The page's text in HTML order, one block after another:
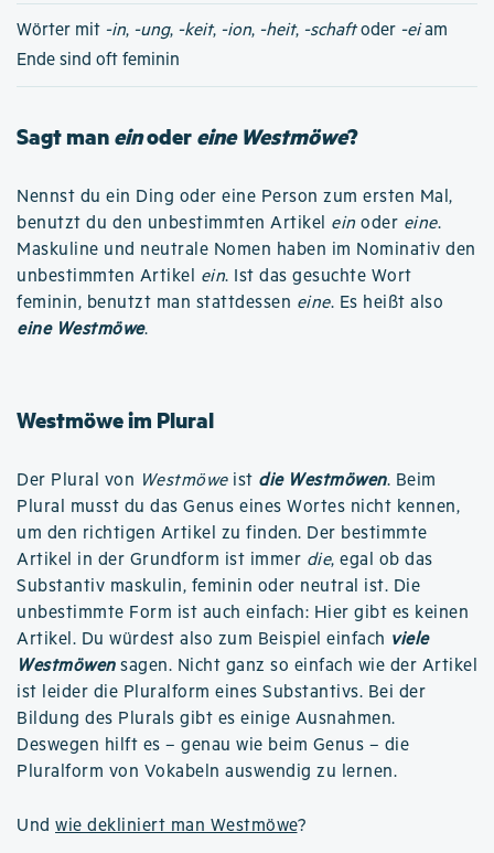
Wörter mit -in, -ung, -keit, -ion, -heit, -schaftoder -eiam
Ende sind oft feminin
Sagt maneinodereine Westmöwe?
Nennst du ein Ding oder eine Person zum ersten Mal,
benutzt du den unbestimmten Artikel ein oder eine.
Maskuline und neutrale Nomen haben im Nominativ den
unbestimmten Artikel ein. Ist das gesuchte Wort
feminin, benutzt man stattdessen eine. Es heißt also
eine Westmöwe.
Westmöwe im Plural
Der Plural von Westmöweist die Westmöwen. Beim
Plural musst du das Genus eines Wortes nicht kennen,
um den richtigen Artikel zu finden. Der bestimmte
Artikel in der Grundform ist immer die, egal ob das
Substantiv maskulin, feminin oder neutral ist. Die
unbestimmte Form ist auch einfach: Hier gibt es keinen
Artikel. Du würdest also zum Beispiel einfach viele
Westmöwensagen. Nicht ganz so einfach wie der Artikel
ist leider die Pluralform eines Substantivs. Bei der
Bildung des Plurals gibt es einige Ausnahmen.
Deswegen hilft es – genau wie beim Genus – die
Pluralform von Vokabeln auswendig zu lernen.
Und wie dekliniert man Westmöwe?